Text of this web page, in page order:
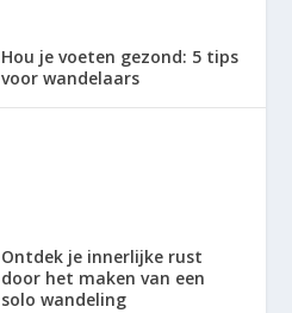
Hou je voeten gezond: 5 tips
voor wandelaars
Ontdek je innerlijke rust
door het maken van een
solo wandeling